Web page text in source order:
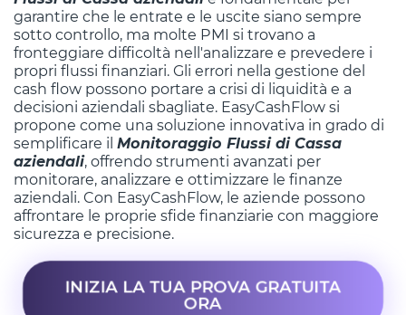
garantire che le entrate e le uscite siano sempre
sotto controllo, ma molte PMI si trovano a
fronteggiare difficoltà nell'analizzare e prevedere i
propri flussi finanziari. Gli errori nella gestione del
cash flow possono portare a crisi di liquidità e a
decisioni aziendali sbagliate. EasyCashFlow si
propone come una soluzione innovativa in grado di
semplificare il Monitoraggio Flussi di Cassa
aziendali, offrendo strumenti avanzati per
monitorare, analizzare e ottimizzare le finanze
aziendali. Con EasyCashFlow, le aziende possono
affrontare le proprie sfide finanziarie con maggiore
sicurezza e precisione.
INIZIA LA TUA PROVA GRATUITA
ORA